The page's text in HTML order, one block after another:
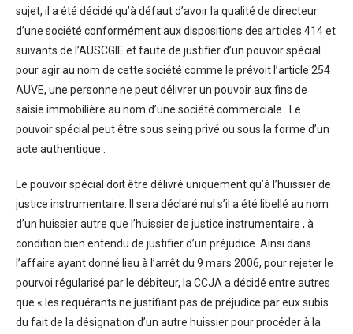
sujet, il a été décidé qu’à défaut d’avoir la qualité de directeur
d’une société conformément aux dispositions des articles 414 et
suivants de l’AUSCGIE et faute de justifier d’un pouvoir spécial
pour agir au nom de cette société comme le prévoit l’article 254
AUVE, une personne ne peut délivrer un pouvoir aux fins de
saisie immobilière au nom d’une société commerciale . Le
pouvoir spécial peut être sous seing privé ou sous la forme d’un
acte authentique .
Le pouvoir spécial doit être délivré uniquement qu’à l’huissier de
justice instrumentaire. Il sera déclaré nul s’il a été libellé au nom
d’un huissier autre que l’huissier de justice instrumentaire , à
condition bien entendu de justifier d’un préjudice. Ainsi dans
l’affaire ayant donné lieu à l’arrêt du 9 mars 2006, pour rejeter le
pourvoi régularisé par le débiteur, la CCJA a décidé entre autres
que « les requérants ne justifiant pas de préjudice par eux subis
du fait de la désignation d’un autre huissier pour procéder à la